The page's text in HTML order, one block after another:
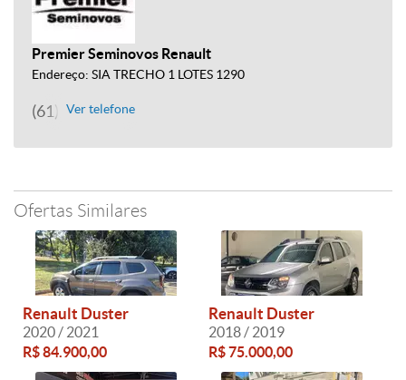
Premier Seminovos Renault
Endereço: SIA TRECHO 1 LOTES 1290
(61) 3961-9000
Ver telefone
Ofertas Similares
Renault Duster
2020 / 2021
R$ 84.900,00
Renault Duster
2018 / 2019
R$ 75.000,00